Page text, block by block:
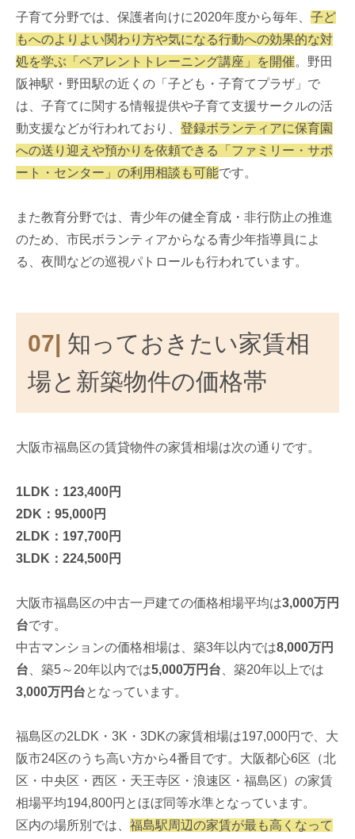
子育て分野では、保護者向けに2020年度から毎年、 子ど
もへのよりよい関わり方や気になる行動への効果的な対
処を学ぶ「ペアレントトレーニング講座」を開催。野田
阪神駅・野田駅の近くの「子ども・子育てプラザ」で
は、子育てに関する情報提供や子育て支援サークルの活
動支援などが行われており、 登録ボランティアに保育園
への送り迎えや預かりを依頼できる「ファミリー・サポ
ート・センター」の利用相談も可能です。
また教育分野では、青少年の健全育成・非行防止の推進
のため、市民ボランティアからなる青少年指導員によ
る、夜間などの巡視パトロールも行われています。
07| 知っておきたい家賃相
場と新築物件の価格帯
大阪市福島区の賃貸物件の家賃相場は次の通りです。
1LDK：123,400円
2DK：95,000円
2LDK：197,700円
3LDK：224,500円
大阪市福島区の中古一戸建ての価格相場平均は3,000万円
台です。
中古マンションの価格相場は、築3年以内では8,000万円
台 、築5～20年以内では5,000万円台 、築20年以上では
3,000万円台となっています。
福島区の2LDK・3K・3DKの家賃相場は197,000円で、大
阪市24区のうち高い方から4番目です。大阪都心6区（北
区・中央区・西区・天王寺区・浪速区・福島区）の家賃
相場平均194,800円とほぼ同等水準となっています。
区内の場所別では、 福島駅周辺の家賃が最も高くなって